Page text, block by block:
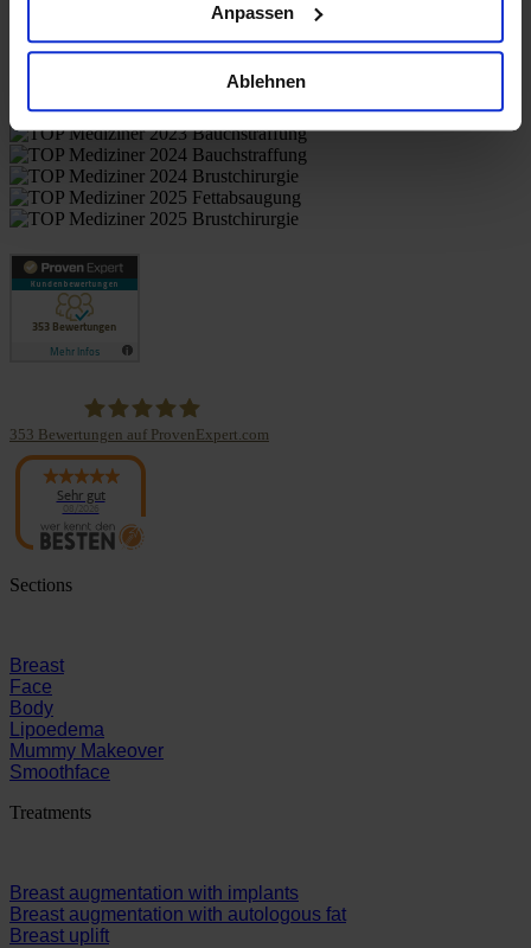
Anpassen
Ablehnen
Panaesthetics
353 Bewertungen auf ProvenExpert.com
Sehr gut
08/2026
Sections
Breast
Face
Body
Lipoedema
Mummy Makeover
Smoothface
Treatments
Breast augmentation with implants
Breast augmentation with autologous fat
Breast uplift